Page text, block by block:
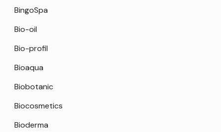
BingoSpa
Bio-oil
Bio-profil
Bioaqua
Biobotanic
Biocosmetics
Bioderma